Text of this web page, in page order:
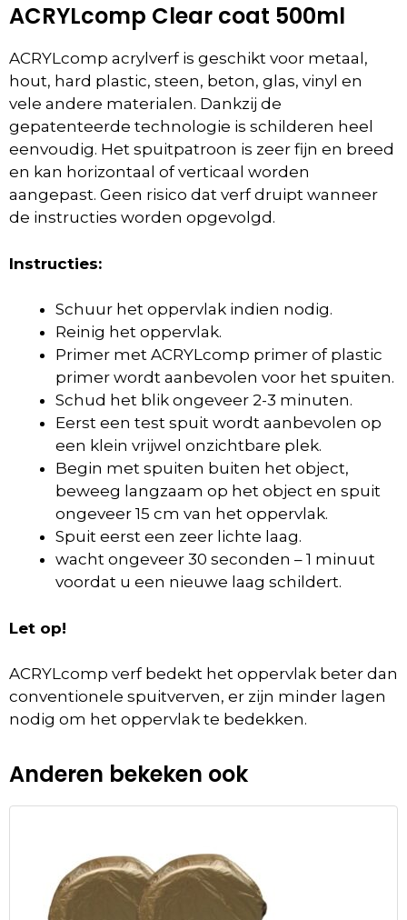
ACRYLcomp Clear coat 500ml
ACRYLcomp acrylverf is geschikt voor metaal,
hout, hard plastic, steen, beton, glas, vinyl en
vele andere materialen. Dankzij de
gepatenteerde technologie is schilderen heel
eenvoudig. Het spuitpatroon is zeer fijn en breed
en kan horizontaal of verticaal worden
aangepast. Geen risico dat verf druipt wanneer
de instructies worden opgevolgd.
Instructies:
Schuur het oppervlak indien nodig.
Reinig het oppervlak.
Primer met ACRYLcomp primer of plastic
primer wordt aanbevolen voor het spuiten.
Schud het blik ongeveer 2-3 minuten.
Eerst een test spuit wordt aanbevolen op
een klein vrijwel onzichtbare plek.
Begin met spuiten buiten het object,
beweeg langzaam op het object en spuit
ongeveer 15 cm van het oppervlak.
Spuit eerst een zeer lichte laag.
wacht ongeveer 30 seconden – 1 minuut
voordat u een nieuwe laag schildert.
Let op!
ACRYLcomp verf bedekt het oppervlak beter dan
conventionele spuitverven, er zijn minder lagen
nodig om het oppervlak te bedekken.
Anderen bekeken ook